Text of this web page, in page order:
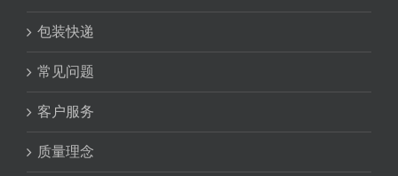
包装快递
常见问题
客户服务
质量理念